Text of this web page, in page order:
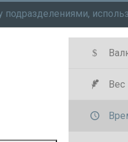
подразделениями,
Вес